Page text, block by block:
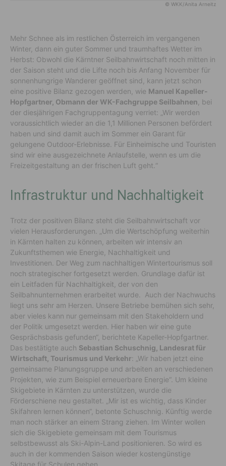
© WKK/Anita Arneitz
Mehr Schnee als im restlichen Österreich im vergangenen
Winter, dann ein guter Sommer und traumhaftes Wetter im
Herbst: Obwohl die Kärntner Seilbahnwirtschaft noch mitten in
der Saison steht und die Lifte noch bis Anfang November für
sonnenhungrige Wanderer geöffnet sind, kann jetzt schon
eine positive Bilanz gezogen werden, wie Manuel Kapeller-
Hopfgartner, Obmann der WK-Fachgruppe Seilbahnen , bei
der diesjährigen Fachgruppentagung verriet: „Wir werden
voraussichtlich wieder an die 1,1 Millionen Personen befördert
haben und sind damit auch im Sommer ein Garant für
gelungene Outdoor-Erlebnisse. Für Einheimische und Touristen
sind wir eine ausgezeichnete Anlaufstelle, wenn es um die
Freizeitgestaltung an der frischen Luft geht.“
Infrastruktur und Nachhaltigkeit
Trotz der positiven Bilanz steht die Seilbahnwirtschaft vor
vielen Herausforderungen. „Um die Wertschöpfung weiterhin
in Kärnten halten zu können, arbeiten wir intensiv an
Zukunftsthemen wie Energie, Nachhaltigkeit und
Investitionen. Der Weg zum nachhaltigen Wintertourismus soll
noch strategischer fortgesetzt werden. Grundlage dafür ist
ein Leitfaden für Nachhaltigkeit, der von den
Seilbahnunternehmen erarbeitet wurde. Auch der Nachwuchs
liegt uns sehr am Herzen. Unsere Betriebe bemühen sich sehr,
aber vieles kann nur gemeinsam mit den Stakeholdern und
der Politik umgesetzt werden. Hier haben wir eine gute
Gesprächsbasis gefunden“, berichtete Kapeller-Hopfgartner.
Das bestätigte auch Sebastian Schuschnig, Landesrat für
Wirtschaft, Tourismus und Verkehr: „Wir haben jetzt eine
gemeinsame Planungsgruppe und arbeiten an verschiedenen
Projekten, wie zum Beispiel erneuerbare Energie“. Um kleine
Skigebiete in Kärnten zu unterstützen, wurde die
Förderschiene neu gestaltet. „Mir ist es wichtig, dass Kinder
Skifahren lernen können“, betonte Schuschnig. Künftig werde
man noch stärker an einem Strang ziehen. Im Winter wollen
sich die Skigebiete gemeinsam mit dem Tourismus
selbstbewusst als Ski-Alpin-Land positionieren. So wird es
auch in der kommenden Saison wieder kostengünstige
Skitage für Schulen geben.